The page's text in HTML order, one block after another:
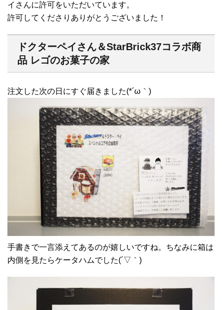
イさんに許可をいただいています。
許可してくださりありがとうございました！
ドクターペイさん＆StarBrick37コラボ商
品 レゴのお菓子の家
注文した次の日にすぐ届きました(*´ω｀)
手書きで一言添えてあるのが嬉しいですね。ちなみに箱は
内側を見たらケータハムでした(´▽｀)